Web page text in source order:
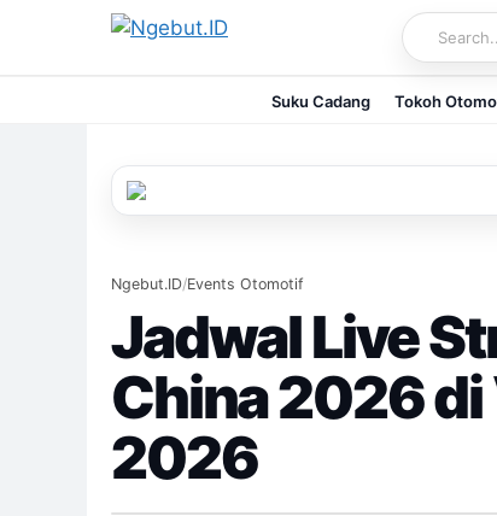
Suku Cadang Tokoh
Ngebut.ID/Events Otomotif
Jadwal Live
China 2026 di
2026